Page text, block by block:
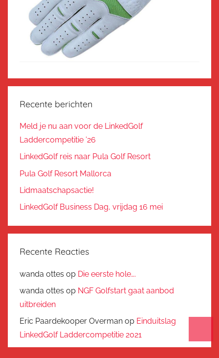
Recente berichten
Meld je nu aan voor de LinkedGolf
Laddercompetitie ’26
LinkedGolf reis naar Pula Golf Resort
Pula Golf Resort Mallorca
Lidmaatschapsactie!
LinkedGolf Business Dag, vrijdag 16 mei
Recente Reacties
wanda ottes op Die eerste hole….
wanda ottes op NGF Golfstart gaat aanbod
uitbreiden
Eric Paardekooper Overman op Einduitslag
LinkedGolf Laddercompetitie 2021